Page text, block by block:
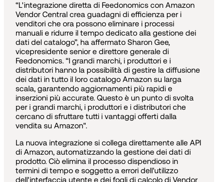
“L'integrazione diretta di Feedonomics con Amazon
Vendor Central crea guadagni di efficienza per i
venditori che ora possono eliminare i processi
manuali e ridurre il tempo dedicato alla gestione dei
dati del catalogo”, ha affermato Sharon Gee,
vicepresidente senior e direttore generale di
Feedonomics. “I grandi marchi, i produttori e i
distributori hanno la possibilità di gestire la diffusione
dei dati in tutto il loro catalogo Amazon su larga
scala, garantendo aggiornamenti più rapidi e
inserzioni più accurate. Questo è un punto di svolta
per i grandi marchi, i produttori e i distributori che
cercano di sfruttare tutti i vantaggi offerti dalla
vendita su Amazon".
La nuova integrazione si collega direttamente alle API
di Amazon, automatizzando la gestione dei dati di
prodotto. Ciò elimina il processo dispendioso in
termini di tempo e soggetto a errori dell'utilizzo
dell'interfaccia utente e dei fogli di calcolo di Vendor